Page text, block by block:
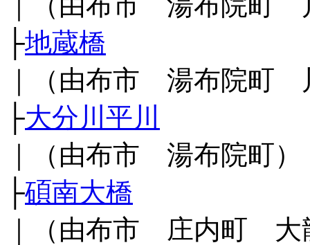
├地蔵橋
｜（由布市 湯布院町
├大分川平川
｜（由布市 湯布院町）
├碩南大橋
｜（由布市 庄内町 大